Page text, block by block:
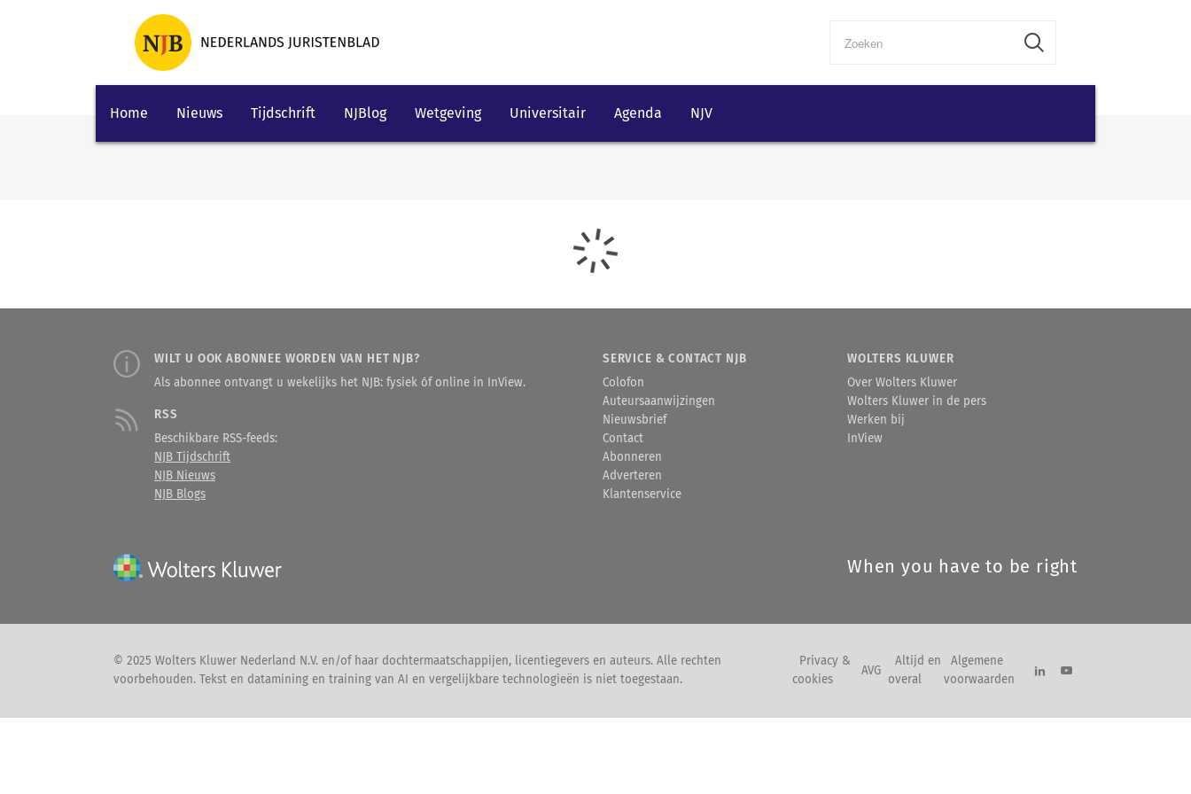
Home Nieuws Tijdschrift NJBlog Wetgeving Universitair Agenda NJV
WILT U OOK ABONNEE WORDEN VAN HET NJB?
Als abonnee ontvangt u wekelijks het NJB: fysiek óf online in InView.
RSS
Beschikbare RSS-feeds:
NJB Tijdschrift
NJB Nieuws
NJB Blogs
SERVICE & CONTACT NJB
Colofon
Auteursaanwijzingen
Nieuwsbrief
Contact
Abonneren
Adverteren
Klantenservice
WOLTERS KLUWER
Over Wolters Kluwer
Wolters Kluwer in de pers
Werken bij
InView
When you have to be right
© 2025 Wolters Kluwer Nederland N.V. en/of haar dochtermaatschappijen, licentiegevers en auteurs. Alle rechten
voorbehouden. Tekst en datamining en training van AI en vergelijkbare technologieën is niet toegestaan.
Privacy &
cookies
AVG
Altijd en
overal
Algemene
voorwaarden